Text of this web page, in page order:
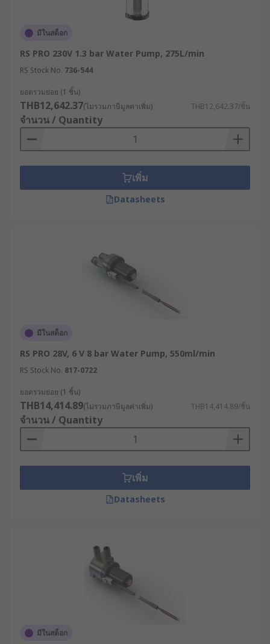
มีในสต็อก
RS PRO 230V 1.3 bar Water Pump, 275L/min
RS Stock No. 736-544
ยอดรวมย่อย (1 ชิ้น)
THB12,642.37(ไม่รวมภาษีมูลค่าเพิ่ม) THB12,642.37/ชิ้น
จำนวน / Quantity
เพิ่ม
Datasheets
มีในสต็อก
RS PRO 28V, 6 V 8 bar Water Pump, 550ml/min
RS Stock No. 817-0722
ยอดรวมย่อย (1 ชิ้น)
THB14,414.89(ไม่รวมภาษีมูลค่าเพิ่ม) THB14,414.89/ชิ้น
จำนวน / Quantity
เพิ่ม
Datasheets
มีในสต็อก